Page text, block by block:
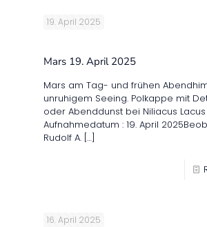
19. April 2025
Mars 19. April 2025
Mars am Tag- und frühen
unruhigem Seeing. Polkappe mit
oder Abenddunst bei Niliacus Lacus
Aufnahmedatum : 19. April
Rudolf A. […]
16. April 2025